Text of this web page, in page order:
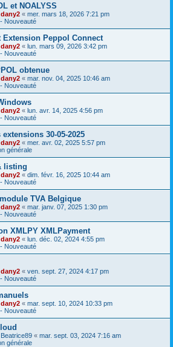
et NOALYSS
dany2 « mer. mars 18, 2026 7:21 pm
Nouveauté
Extension Peppol Connect
dany2 « lun. mars 09, 2026 3:42 pm
Nouveauté
obtenue
dany2 « mar. nov. 04, 2025 10:46 am
Nouveauté
dany2 « lun. avr. 14, 2025 4:56 pm
Nouveauté
30-05-2025
dany2 « mer. avr. 02, 2025 5:57 pm
générale
listing
dany2 « dim. févr. 16, 2025 10:44 am
Nouveauté
TVA Belgique
dany2 « mar. janv. 07, 2025 1:30 pm
Nouveauté
XMLPY XMLPayment
dany2 « lun. déc. 02, 2024 4:55 pm
Nouveauté
dany2 « ven. sept. 27, 2024 4:17 pm
Nouveauté
dany2 « mar. sept. 10, 2024 10:33 pm
Nouveauté
Beatrice89 « mar. sept. 03, 2024 7:16 am
générale